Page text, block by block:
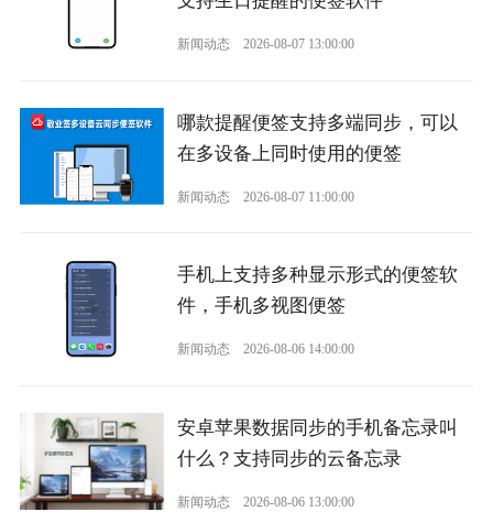
新闻动态 2026-08-07 13:00:00
哪款提醒便签支持多端同步，可以
在多设备上同时使用的便签
新闻动态 2026-08-07 11:00:00
手机上支持多种显示形式的便签软
件，手机多视图便签
新闻动态 2026-08-06 14:00:00
安卓苹果数据同步的手机备忘录叫
什么？支持同步的云备忘录
新闻动态 2026-08-06 13:00:00